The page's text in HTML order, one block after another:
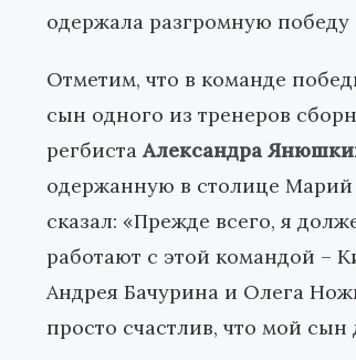
одержала разгромную победу
Отметим, что в команде
сын одного из тренеров
регбиста Александра
одержанную в столице Марий
сказал: «Прежде всего, я
работают с этой командой –
Андрея Бачурина и Олега
просто счастлив, что мой